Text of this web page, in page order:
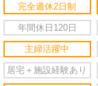
完全週休2日制
年間休日120日
主婦活躍中
居宅＋施設経験あり